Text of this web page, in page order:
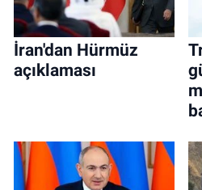
İran'dan Hürmüz
açıklaması